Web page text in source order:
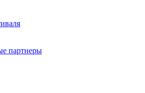
партнеры